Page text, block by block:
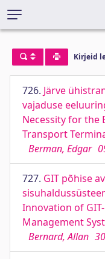
Kirjeid
726. Järve
vajaduse
Necessity for the
Transport
Berman, Edgar
727. GIT põhise
Innovation of
Management
Bernard, Allan